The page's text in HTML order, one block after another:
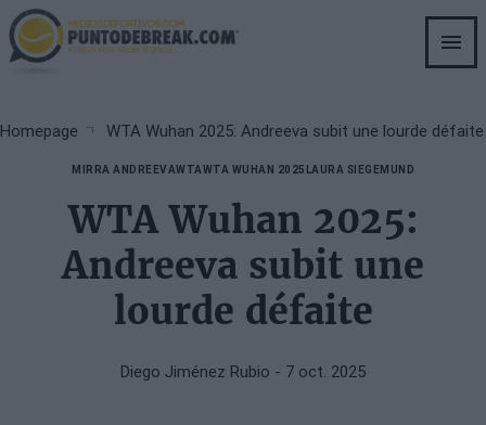
Skip
to
main
Breadcrumb
Homepage WTA Wuhan 2025: Andreeva subit une lourde défaite
MIRRA ANDREEVAWTAWTA WUHAN 2025 LAURA SIEGEMUND
WTA Wuhan 2025:
Andreeva subit une
lourde défaite
Diego Jiménez Rubio - 7 oct. 2025